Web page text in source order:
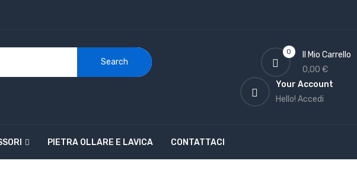
Search
0
Il Mio Carrello
0,00 €
Your Account
Hello! Accedi
PIETRA OLLARE E LAVICA CONTATTACI